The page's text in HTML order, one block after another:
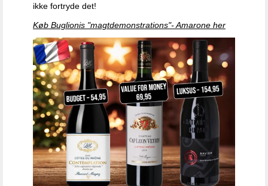
ikke fortryde det!
Køb Buglionis "magtdemonstrations"- Amarone her